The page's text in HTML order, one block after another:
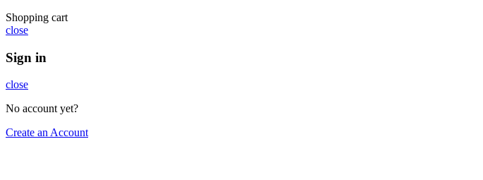
Shopping cart
close
Sign in
close
No account yet?
Create an Account